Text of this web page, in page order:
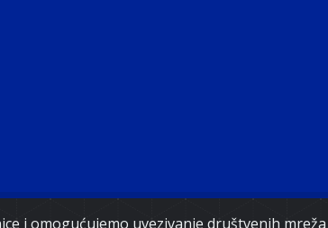
i omogućujemo uvezivanje društvenih mreža
Federacije Bosne i Hercegovine